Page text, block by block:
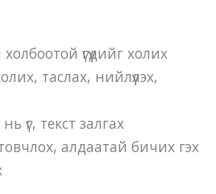
үгүүдийг холих
таслах, нийлүүлэх,
үг, текст залгах
товчлох, алдаатай бичих гэх